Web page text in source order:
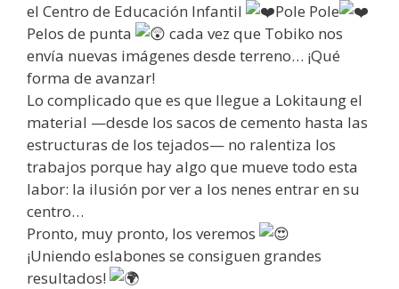
el Centro de Educación Infantil
Pole Pole
Pelos de punta
cada vez que Tobiko nos
envía nuevas imágenes desde terreno… ¡Qué
forma de avanzar!
Lo complicado que es que llegue a Lokitaung el
material —desde los sacos de cemento hasta las
estructuras de los tejados— no ralentiza los
trabajos porque hay algo que mueve todo esta
labor: la ilusión por ver a los nenes entrar en su
centro…
Pronto, muy pronto, los veremos
¡Uniendo eslabones se consiguen grandes
resultados!